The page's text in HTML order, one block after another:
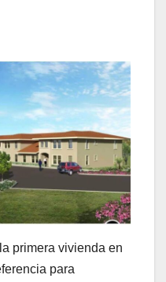
primera vivienda en
para